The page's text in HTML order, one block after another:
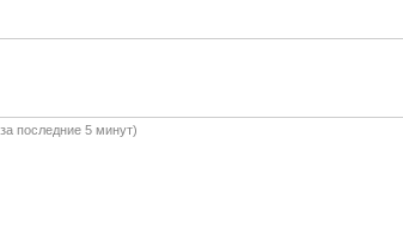
последние 5 минут)